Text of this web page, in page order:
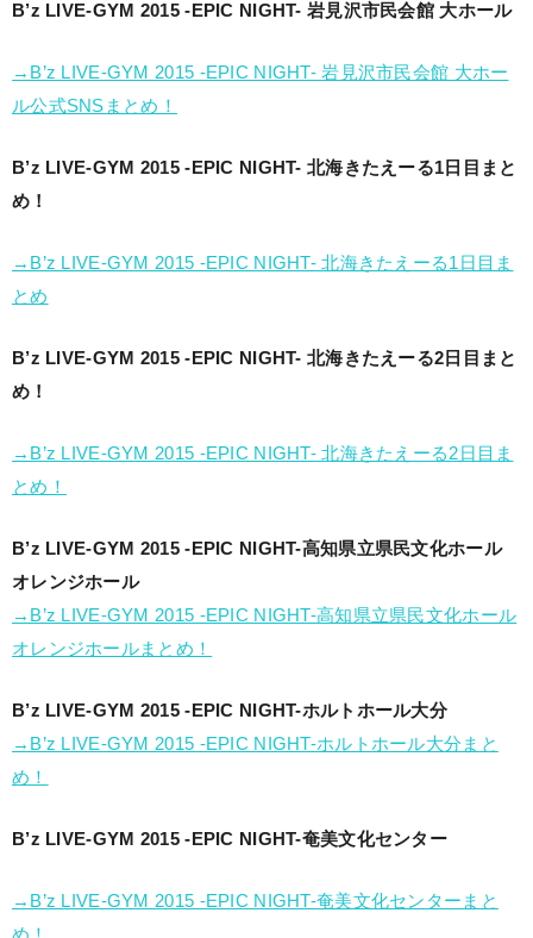
B’z LIVE-GYM 2015 -EPIC NIGHT- 岩見沢市民会館 大ホール
→B’z LIVE-GYM 2015 -EPIC NIGHT- 岩見沢市民会館 大ホー
ル公式SNSまとめ！
B’z LIVE-GYM 2015 -EPIC NIGHT- 北海きたえーる1日目まと
め！
→B’z LIVE-GYM 2015 -EPIC NIGHT- 北海きたえーる1日目ま
とめ
B’z LIVE-GYM 2015 -EPIC NIGHT- 北海きたえーる2日目まと
め！
→B’z LIVE-GYM 2015 -EPIC NIGHT- 北海きたえーる2日目ま
とめ！
B’z LIVE-GYM 2015 -EPIC NIGHT-高知県立県民文化ホール
オレンジホール
→B’z LIVE-GYM 2015 -EPIC NIGHT-高知県立県民文化ホール
オレンジホールまとめ！
B’z LIVE-GYM 2015 -EPIC NIGHT-ホルトホール大分
→B’z LIVE-GYM 2015 -EPIC NIGHT-ホルトホール大分まと
め！
B’z LIVE-GYM 2015 -EPIC NIGHT-奄美文化センター
→B’z LIVE-GYM 2015 -EPIC NIGHT-奄美文化センターまと